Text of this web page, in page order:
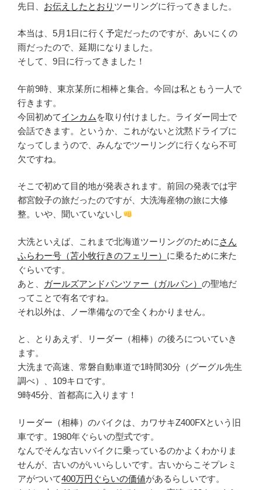
先日、 お伝えしたとおり ツーリングに行ってきました。
本当は、5月1日に行く予定だったのですが、あいにくの
雨だったので、延期になりました。
そして、9日に行ってきました！
午前9時、東京某所に相棒と集合。今回は私ともう一人で
行きます。
今回初めてインカム を取り付けました。ライダー同士で
会話できます。というか、これがないと沈黙ドライブに
なってしまうので、みんなでツーリングに行くなら不可
欠ですね。
そこで初めて目的地が発表されます。前回の発表では宇
都宮餃子の旅だったのですが、大洗海産物の旅に大修
整。いや、聞いていないし
大洗といえば、これまで北海道ツーリングのために さん
ふらわー号（苫小牧行きのフェリー） に乗るために来た
ぐらいです。
あと、
ガールズアンドパンツァー（ガルパン） の聖地だ
ってことで有名ですね。
それ以外は、ノー準備なので全くわかりません。
と、とりあえず、リーダー（相棒）の後ろについていき
ます。
大洗まで高速、常磐自動車道で1時間30分（グーグル先生
調べ）、109キロです。
9時45分、首都高に入ります！
リーダー（相棒）のバイクは、カワサキZ400FXという旧
車です。1980年ぐらいの型式です。
なんでそんな古いバイクに乗っているのかよくわかりま
せんが、古いのがいいらしいです。古いからこそプレミ
アがついて400万円ぐらいの価値があるらしいです。